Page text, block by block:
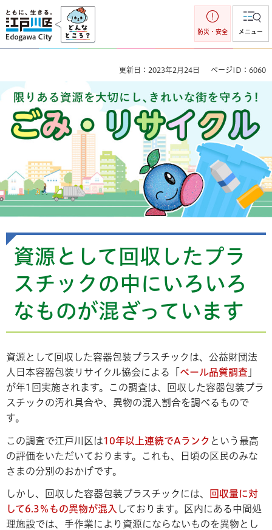
江戸川区
防災・安全 メニュー
更新日：2023年2月24日 ページID：6060
ごみ・リサイクル 限りのある資源を大切にし、きれいな街を
守ろう！
資源として回収したプラ
スチックの中にいろいろ
なものが混ざっています
資源として回収した容器包装プラスチックは、公益財団法
人日本容器包装リサイクル協会による「 ベール品質調査
が年1回実施されます。この調査は、回収した容器包装プラ
スチックの汚れ具合や、異物の混入割合を調べるもので
す。
この調査で江戸川区は10年以上連続でAランク という最高
の評価をいただいております。これも、日頃の区民のみな
さまの分別のおかげです。
しかし、回収した容器包装プラスチックには、
回収量に対
して6.3％もの異物が混入 しております。区内にある中間処
理施設では、手作業により資源にならないものを異物とし